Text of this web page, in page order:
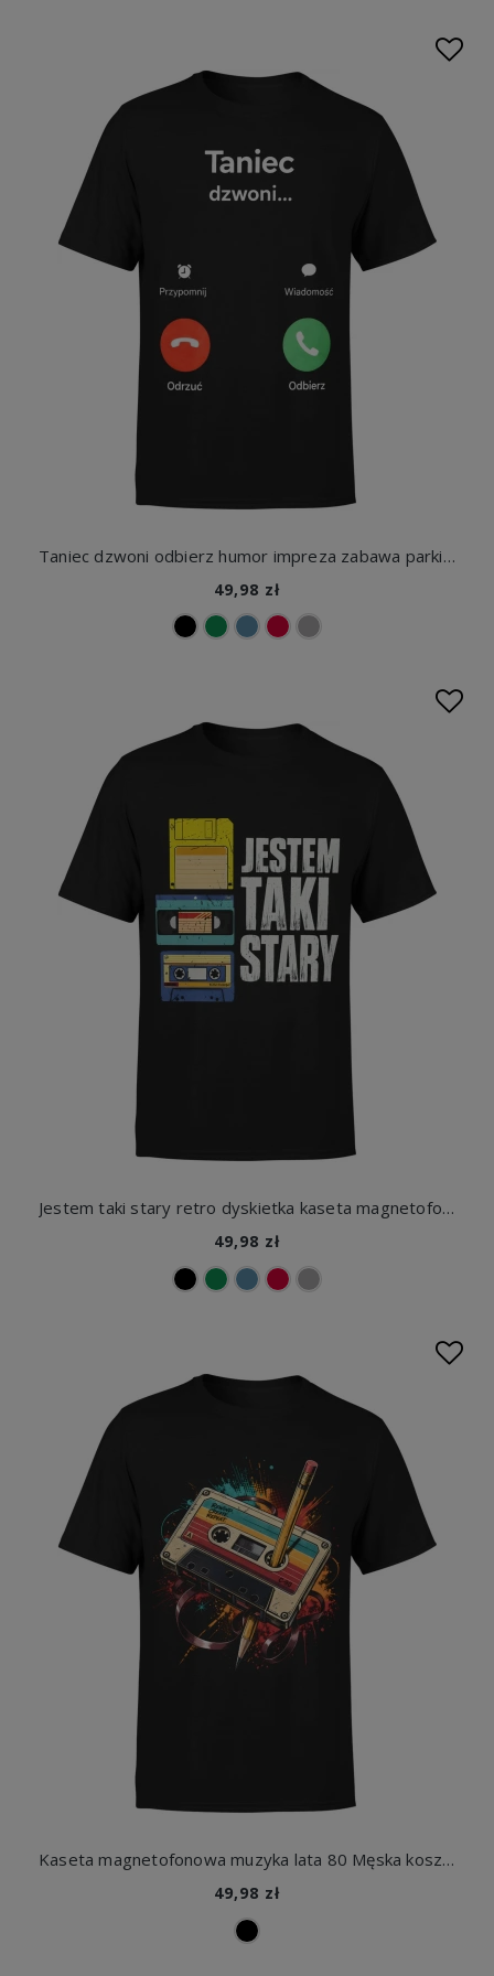
Taniec dzwoni odbierz humor impreza zabawa parkiet klub styl meme telefon motyw Męska koszulka
49,98 zł
Jestem taki stary retro dyskietka kaseta magnetofon vintage lata 80 90 nostalgia Męska koszulka
49,98 zł
Kaseta magnetofonowa muzyka lata 80 Męska koszulka
49,98 zł